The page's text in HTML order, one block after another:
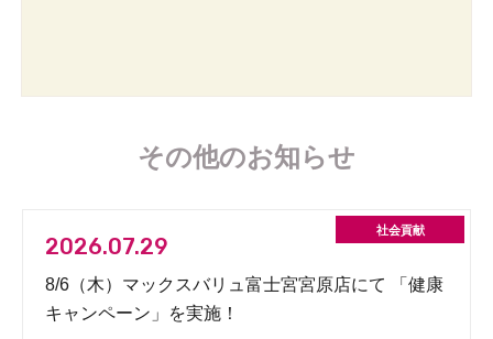
その他のお知らせ
2026.07.29
8/6（木）マックスバリュ富士宮宮原店にて 「健康
キャンペーン」を実施！